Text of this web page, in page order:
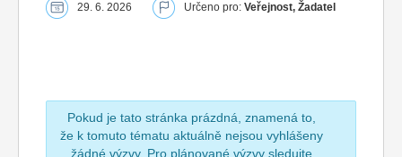
29. 6. 2026 Určeno pro: Veřejnost, Žadatel
Pokud je tato stránka prázdná, znamená to,
že k tomuto tématu aktuálně nejsou vyhlášeny
žádné výzvy. Pro plánované výzvy sledujte